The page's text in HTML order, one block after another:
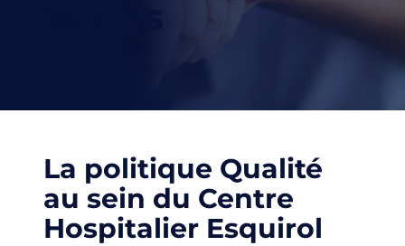
La politique Qualité
au sein du Centre
Hospitalier Esquirol